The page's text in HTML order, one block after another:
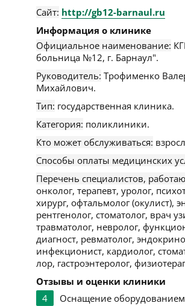
Сайт: http://gb12-barnaul.ru
Информация о клинике
Официальное наименование:
больница №12, г. Барнаул".
Руководитель: Трофименко
Михайлович.
Тип: государственная клиника.
Категория: поликлиники.
Кто может обслуживаться:
Способы оплаты медицинских
Перечень специалистов,
онколог, терапевт, уролог,
хирург, офтальмолог (окулист),
рентгенолог, стоматолог, врач
травматолог, невролог,
диагност, ревматолог,
инфекционист, кардиолог,
лор, гастроэнтеролог,
Отзывы и оценки клиники
4
Оснащение оборудованием